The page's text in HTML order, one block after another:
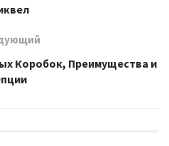
Коробок, Преимущества и